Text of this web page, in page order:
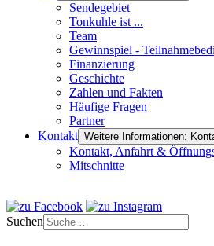
Sendegebiet
Tonkuhle ist ...
Team
Gewinnspiel -
Finanzierung
Geschichte
Zahlen und Fakten
Häufige Fragen
Partner
Kontakt Weitere Informationen:
Kontakt, Anfahrt &
Mitschnitte
Suchen